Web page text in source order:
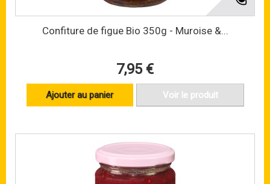
Confiture de figue Bio 350g - Muroise &...
7,95 €
Ajouter au panier Voir le produit